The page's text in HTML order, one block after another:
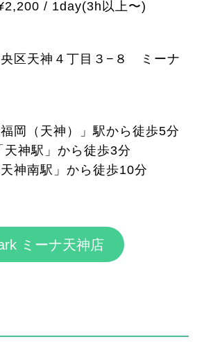
/ 1day(3h以上〜)
区天神４丁目３−８ ミーナ
岡（天神）」駅から徒歩5分
神駅」から徒歩3分
神南駅」から徒歩10分
ミーナ天神店